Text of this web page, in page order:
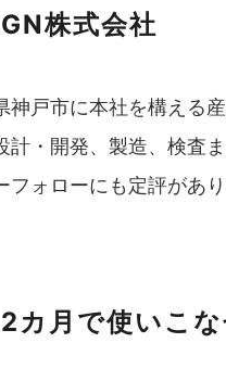
株式会社
戸市に本社を構える
計・開発、製造、検
ォローにも定評があり
カ月で使いこな